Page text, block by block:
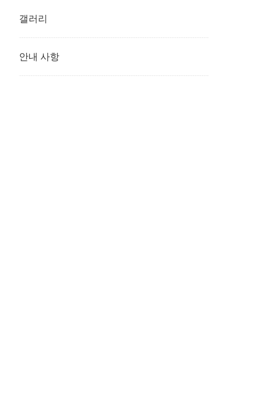
갤러리
안내 사항